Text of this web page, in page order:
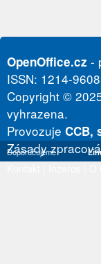
OpenOffice.cz -
ISSN: 1214-9608
Copyright ©
vyhrazena.
Provozuje CCB,
Zásady
Doporučujeme